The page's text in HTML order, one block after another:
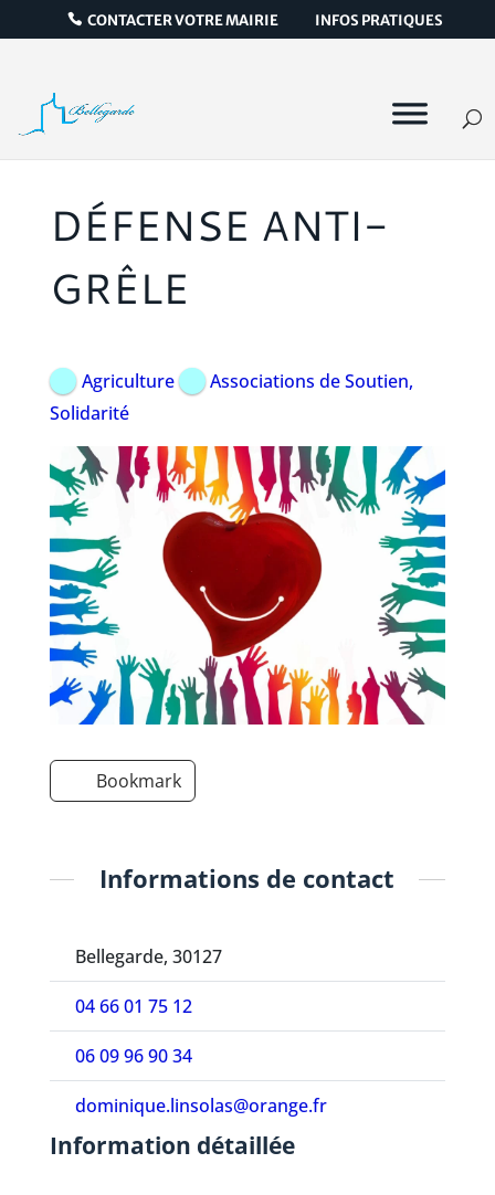
CONTACTER VOTRE MAIRIE INFOS PRATIQUES
DÉFENSE ANTI-
GRÊLE
Agriculture
Associations de Soutien,
Solidarité
Bookmark
Informations de contact
Bellegarde, 30127
04 66 01 75 12
06 09 96 90 34
dominique.linsolas@orange.fr
Information détaillée